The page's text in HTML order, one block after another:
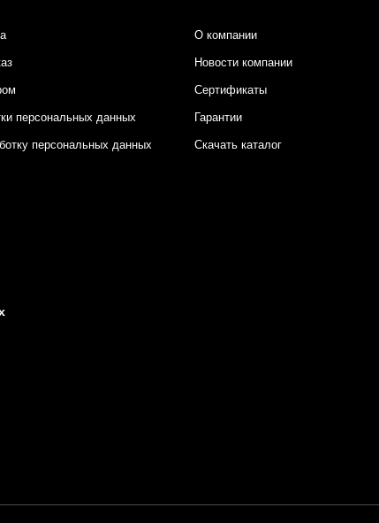
персональных данных
персональных данных
О компании
Новости компании
Сертификаты
Гарантии
Скачать каталог